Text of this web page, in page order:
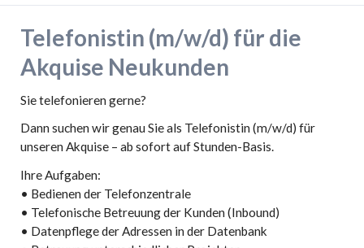
Telefonistin (m/w/d) für die
Akquise Neukunden
Sie telefonieren gerne?
Dann suchen wir genau Sie als Telefonistin (m/w/d) für
unseren Akquise – ab sofort auf Stunden-Basis.
Ihre Aufgaben:
• Bedienen der Telefonzentrale
• Telefonische Betreuung der Kunden (Inbound)
• Datenpflege der Adressen in der Datenbank